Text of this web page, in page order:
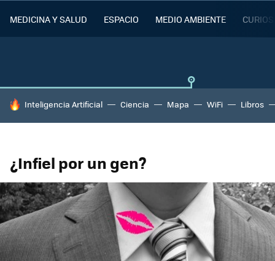
MEDICINA Y SALUD ESPACIO MEDIO AMBIENTE
HOY SE HABLA DE
Inteligencia Artificial Ciencia Mapa WiFi Libros
¿Infiel por un gen?